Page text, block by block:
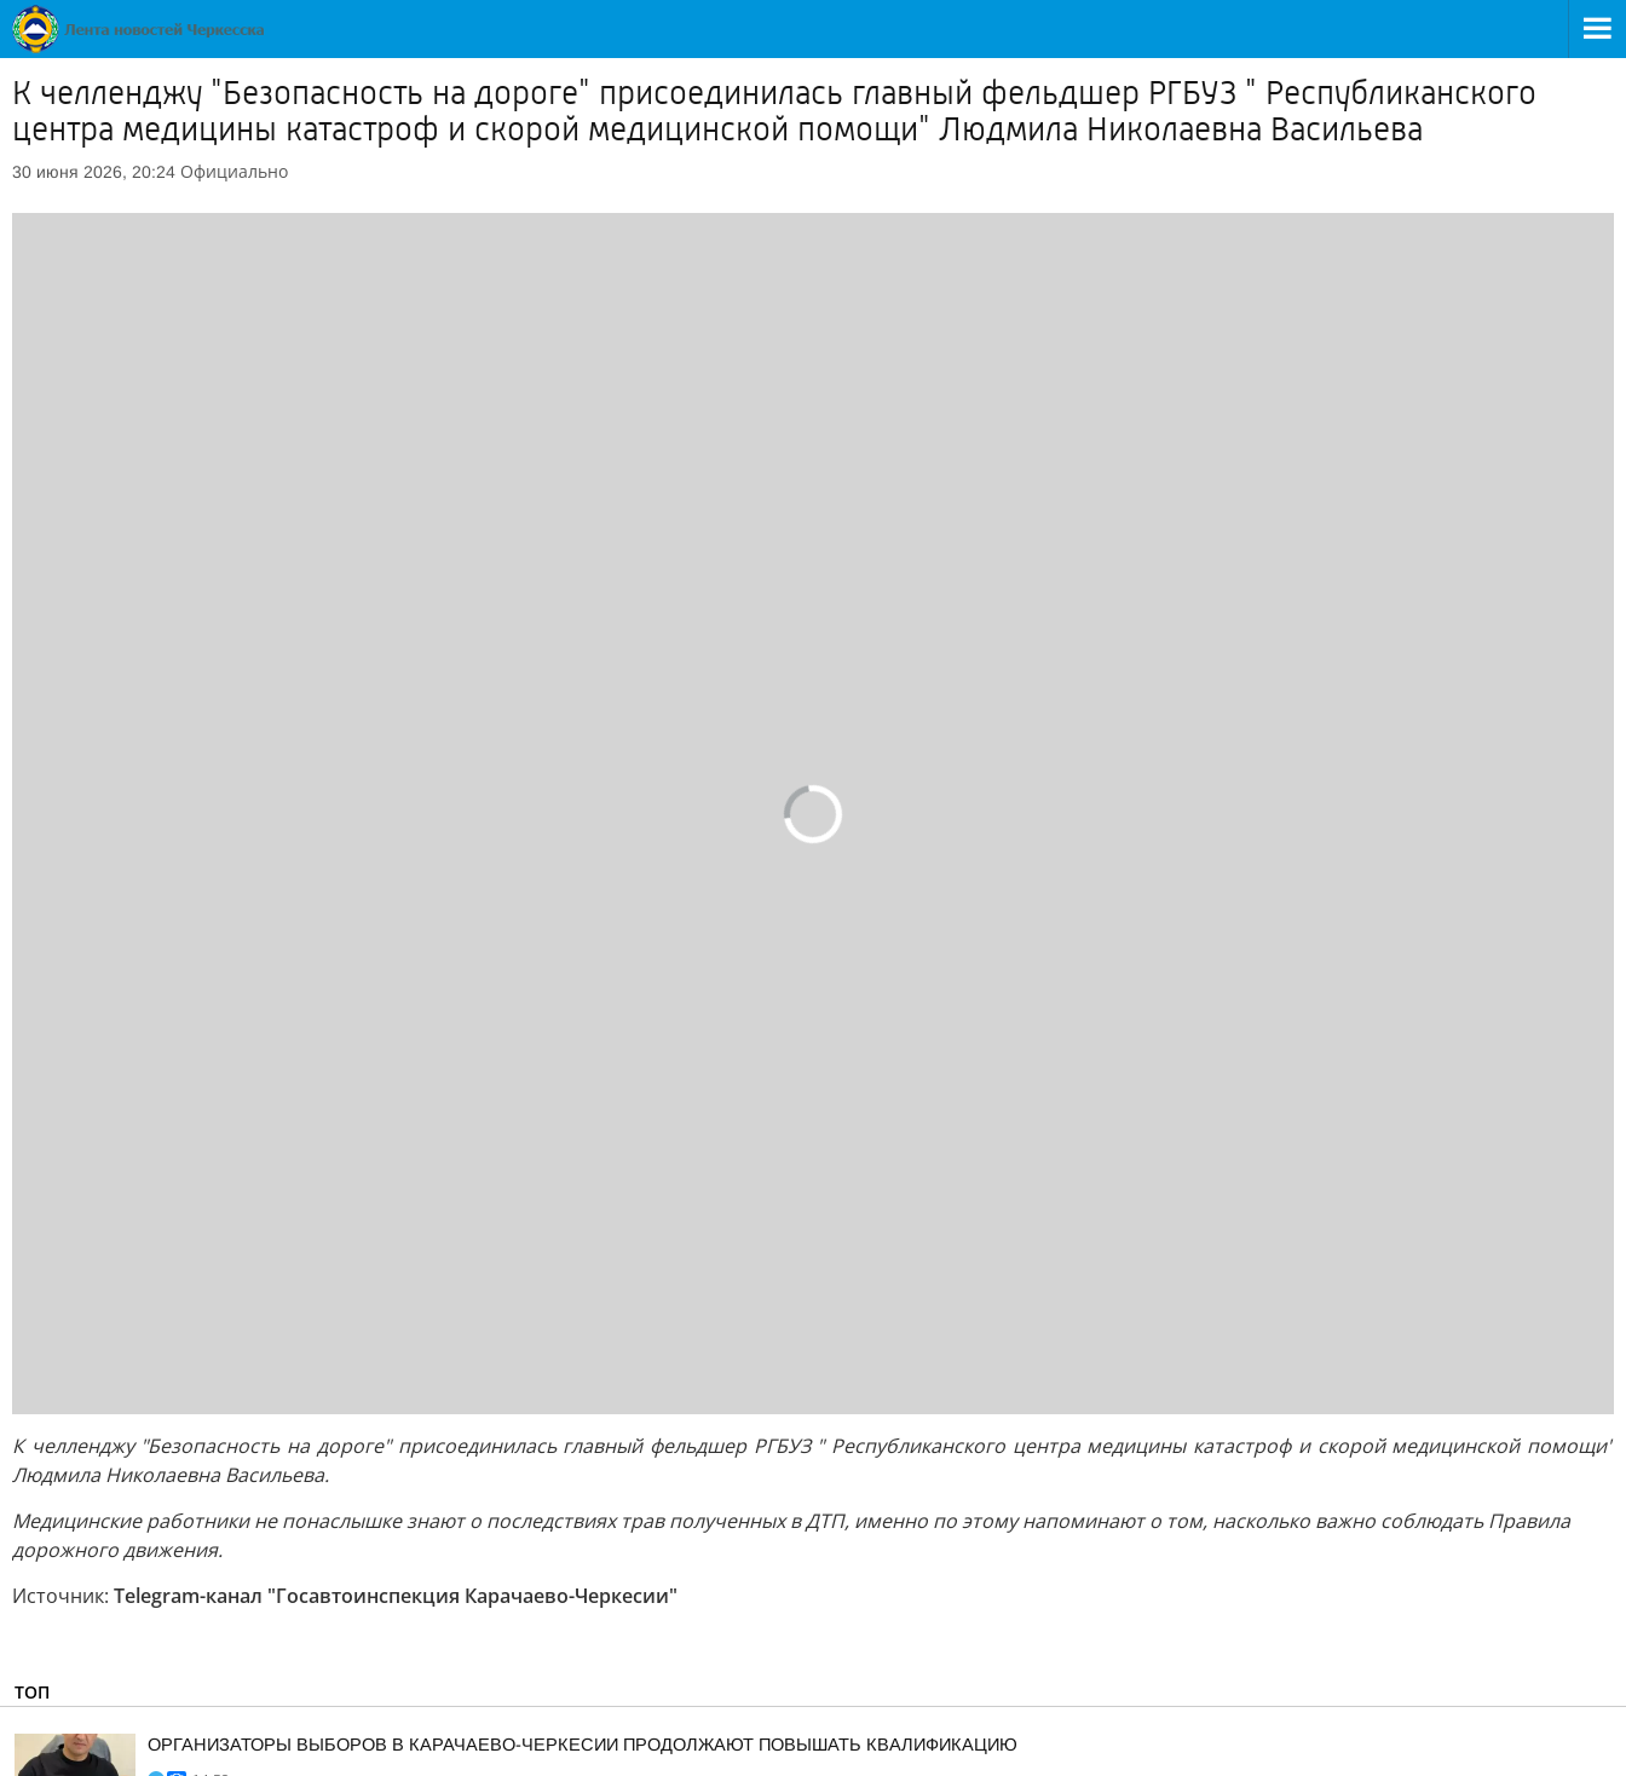
К челленджу "Безопасность на дороге" присоединилась главный фельдшер РГБУЗ " Республиканского
центра медицины катастроф и скорой медицинской помощи" Людмила Николаевна Васильева
30 июня 2026, 20:24 Официально
К челленджу "Безопасность на дороге" присоединилась главный фельдшер РГБУЗ " Республиканского центра медицины катастроф и скорой медицинской помощи"
Людмила Николаевна Васильева.
Медицинские работники не понаслышке знают о последствиях трав полученных в ДТП, именно по этому напоминают о том, насколько важно соблюдать Правила
дорожного движения.
Источник: Telegram-канал "Госавтоинспекция Карачаево-Черкесии"
ТОП
ОРГАНИЗАТОРЫ ВЫБОРОВ В КАРАЧАЕВО-ЧЕРКЕСИИ ПРОДОЛЖАЮТ ПОВЫШАТЬ КВАЛИФИКАЦИЮ